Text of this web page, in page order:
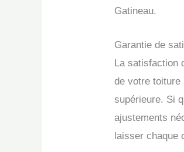
Gatineau.
Garantie de
La satisfaction
de votre toiture
supérieure. Si
ajustements
laisser chaque